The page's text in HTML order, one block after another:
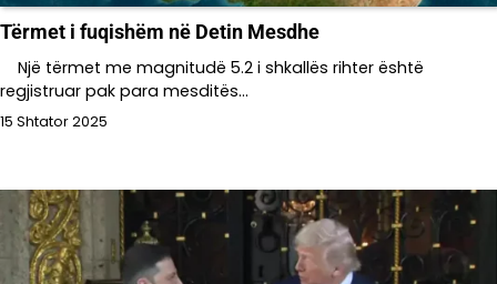
Tërmet i fuqishëm në Detin Mesdhe
Një tërmet me magnitudë 5.2 i shkallës rihter është
regjistruar pak para mesditës…
15 Shtator 2025